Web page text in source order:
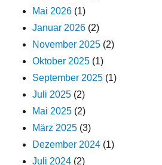
Mai 2026 (1)
Januar 2026 (2)
November 2025 (2)
Oktober 2025 (1)
September 2025 (1)
Juli 2025 (2)
Mai 2025 (2)
März 2025 (3)
Dezember 2024 (1)
Juli 2024 (2)